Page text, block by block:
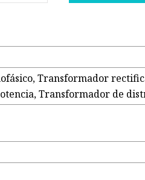
Transformador
Transformador de